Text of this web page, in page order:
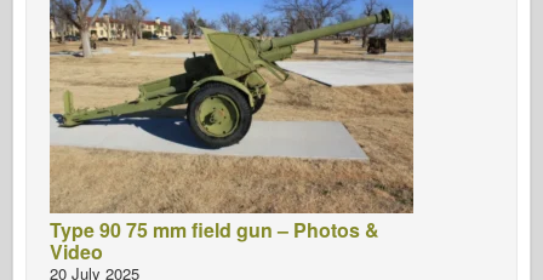
Type 90 75 mm field gun – Photos &
Video
20 July 2025